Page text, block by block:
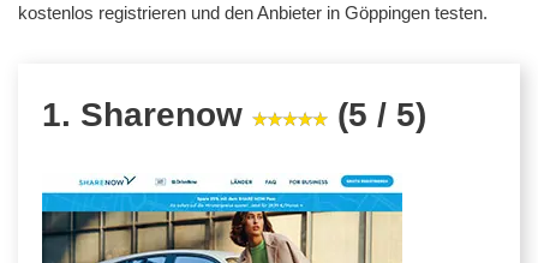
kostenlos registrieren und den Anbieter in Göppingen testen.
1. Sharenow (5 / 5)